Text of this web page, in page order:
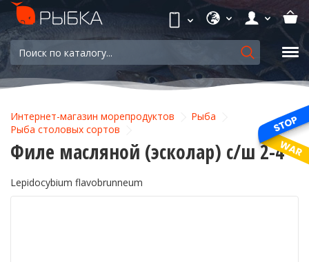
Интернет-магазин морепродуктов
Рыба
Рыба столовых сортов
Филе масляной (эсколар) с/ш 2-4
Lepidocybium flavobrunneum